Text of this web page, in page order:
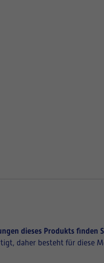
dieses Produkts finden
daher besteht für diese